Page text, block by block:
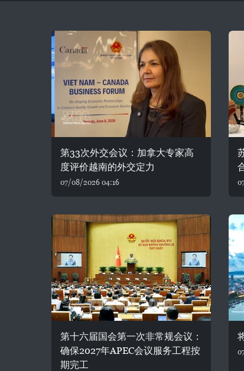
第33次外交会议：加拿大专家高
度评价越南的外交定力
07/08/2026 04:16
第十六届国会第一次非常规会议：
确保2027年APEC会议服务工程按
期完工